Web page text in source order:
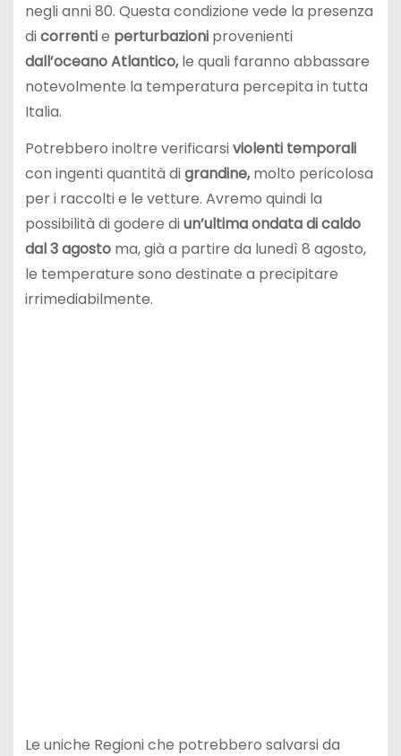
negli anni 80. Questa condizione vede la presenza
dicorrentie perturbazioniprovenienti
dall’oceano Atlantico,le quali faranno abbassare
notevolmente la temperatura percepita in tutta
Italia.
Potrebbero inoltre verificarsiviolenti temporali
con ingenti quantità digrandine,molto pericolosa
per i raccolti e le vetture. Avremo quindi la
possibilità di godere diun’ultima ondata di caldo
dal 3 agostoma, già a partire da lunedì 8 agosto,
le temperature sono destinate a precipitare
irrimediabilmente.
Le uniche Regioni che potrebbero salvarsi da